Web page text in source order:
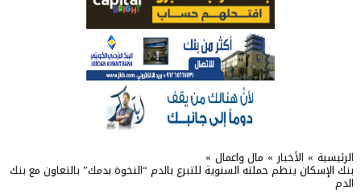
الرئيسية » الأخبار » مال واعمال »
بنك الإسكان ينظم حملته السنوية للتبرع بالدم “النخوة بدمك” بالتعاون مع بنك
الدم